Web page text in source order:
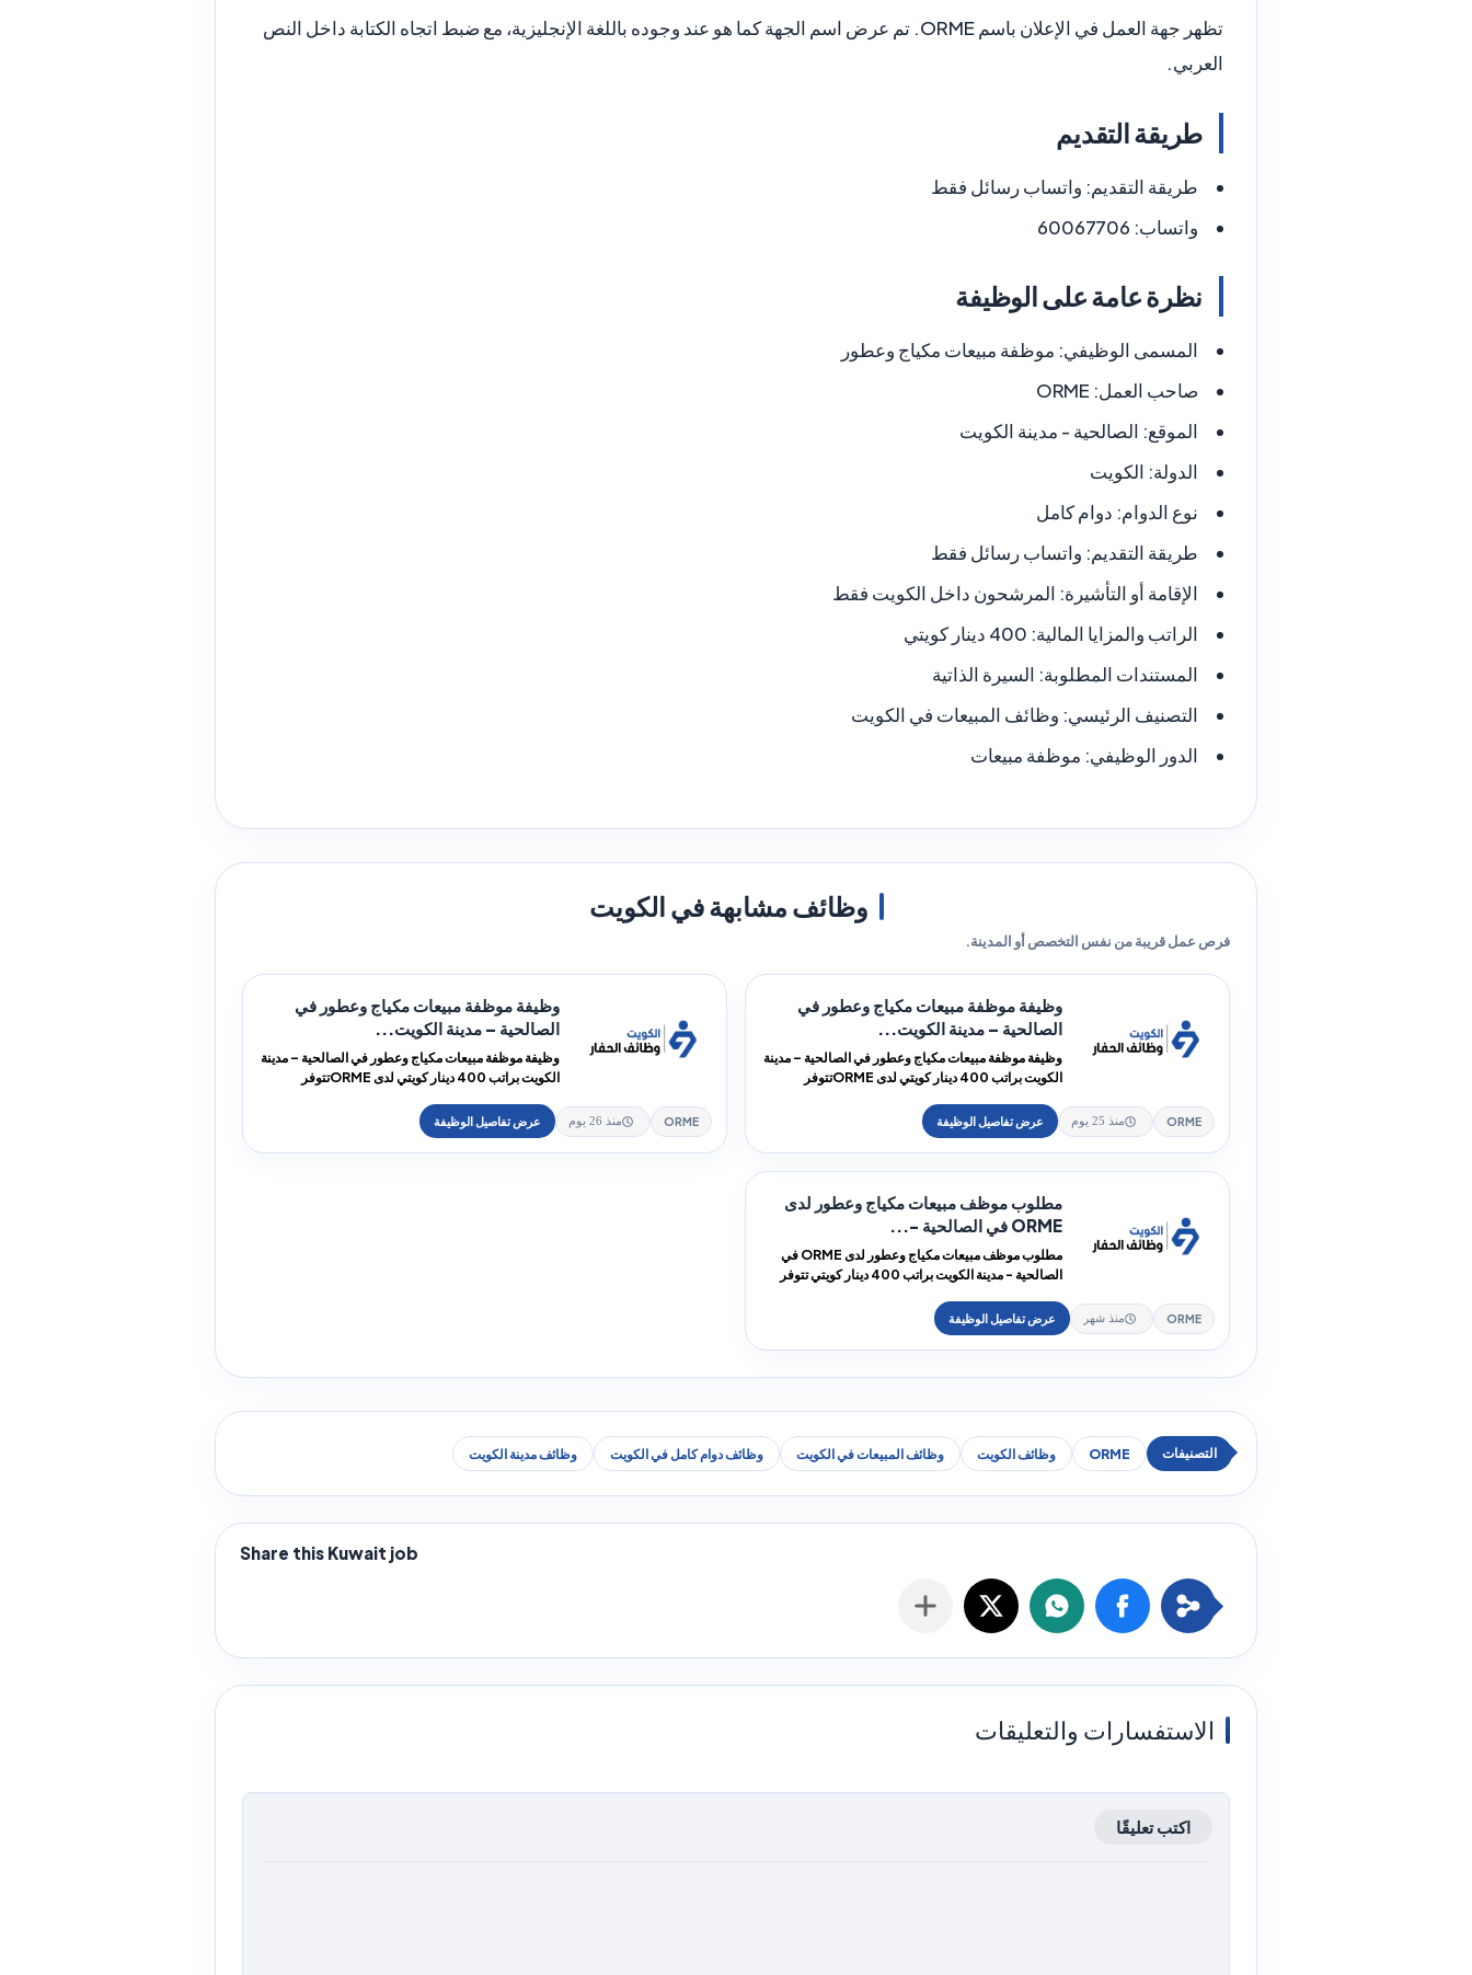
تظهر جهة العمل في الإعلان باسم ORME. تم عرض اسم الجهة كما هو عند وجوده باللغة الإنجليزية، مع ضبط اتجاه الكتابة داخل النص
العربي.
طريقة التقديم
طريقة التقديم: واتساب رسائل فقط
واتساب: 60067706
نظرة عامة على الوظيفة
المسمى الوظيفي: موظفة مبيعات مكياج وعطور
صاحب العمل: ORME
الموقع: الصالحية - مدينة الكويت
الدولة: الكويت
نوع الدوام: دوام كامل
طريقة التقديم: واتساب رسائل فقط
الإقامة أو التأشيرة: المرشحون داخل الكويت فقط
الراتب والمزايا المالية:
المستندات المطلوبة: السيرة الذاتية
التصنيف الرئيسي: وظائف المبيعات في الكويت
الدور الوظيفي: موظفة مبيعات
وظائف مشابهة في الكويت
فرص عمل قريبة من نفس التخصص أو المدينة.
وظيفة موظفة مبيعات مكياج وعطور في
الصالحية – مدينة الكويت...
وظيفة موظفة مبيعات مكياج وعطور في الصالحية – مدينة
الكويت براتب 400 دينار كويتي لدى ORMEتتوفر
ORME منذ 25 يوم
وظيفة موظفة مبيعات مكياج وعطور في
الصالحية – مدينة الكويت...
وظيفة موظفة مبيعات مكياج وعطور في الصالحية – مدينة
الكويت براتب 400 دينار كويتي لدى ORMEتتوفر
ORME منذ 26 يوم
مطلوب موظف مبيعات مكياج وعطور لدى
ORME في الصالحية -...
مطلوب موظف مبيعات مكياج وعطور لدى ORME في
الصالحية - مدينة الكويت براتب 400 دينار كويتي تتوفر
ORME منذ شهر
ORME وظائف الكويت وظائف المبيعات في الكويت وظائف دوام كامل في الكويت وظائف مدينة الكويت
الاستفسارات والتعليقات
اكتب تعليقًا